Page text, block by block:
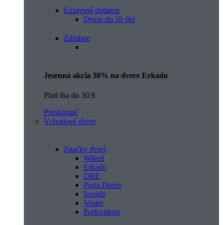
Expresné dodanie
Dvere do 10 dní
Zárubne
Jesenná akcia 30% na dvere Erkado
Platí iba do 30.9.
Preskúmať
Vchodové dvere
Značky dverí
Wiked
Erkado
DRE
Porta Doors
Invado
Voster
Perfectdoor